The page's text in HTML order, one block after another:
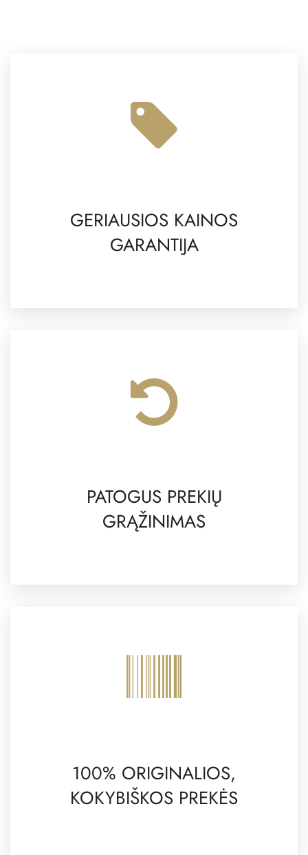
GERIAUSIOS KAINOS
GARANTIJA
PATOGUS PREKIŲ
GRĄŽINIMAS
100% ORIGINALIOS,
KOKYBIŠKOS PREKĖS